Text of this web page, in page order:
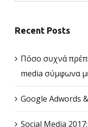
Recent Posts
Πόσο συχνά
media σύμφωνα
Google Adwords
Social Media